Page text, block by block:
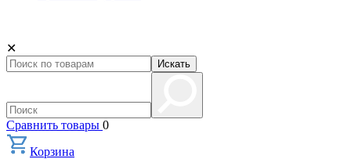
✕
Искать
Сравнить товары 0
Корзина